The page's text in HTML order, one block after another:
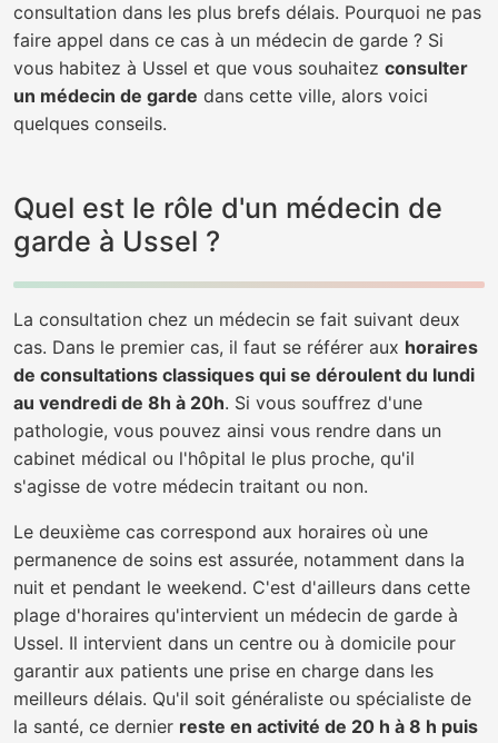
consultation dans les plus brefs délais. Pourquoi ne pas
faire appel dans ce cas à un médecin de garde ? Si
vous habitez à Ussel et que vous souhaitez consulter
un médecin de garde dans cette ville, alors voici
quelques conseils.
Quel est le rôle d'un médecin de
garde à Ussel ?
La consultation chez un médecin se fait suivant deux
cas. Dans le premier cas, il faut se référer aux horaires
de consultations classiques qui se déroulent du lundi
au vendredi de 8h à 20h. Si vous souffrez d'une
pathologie, vous pouvez ainsi vous rendre dans un
cabinet médical ou l'hôpital le plus proche, qu'il
s'agisse de votre médecin traitant ou non.
Le deuxième cas correspond aux horaires où une
permanence de soins est assurée, notamment dans la
nuit et pendant le weekend. C'est d'ailleurs dans cette
plage d'horaires qu'intervient un médecin de garde à
Ussel. Il intervient dans un centre ou à domicile pour
garantir aux patients une prise en charge dans les
meilleurs délais. Qu'il soit généraliste ou spécialiste de
la santé, ce dernier reste en activité de 20 h à 8 h puis